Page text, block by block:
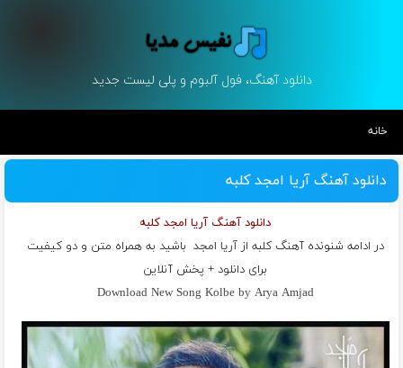
دانلود آهنگ، فول آلبوم و پلی لیست جدید
خانه
دانلود آهنگ آریا امجد کلبه
دانلود آهنگ آریا امجد کلبه
در ادامه شنونده آهنگ کلبه ازآریا امجد باشید به همراه متن و دو کیفیت
برای دانلود + پخش آنلاین
Download New Song Kolbe by Arya Amjad